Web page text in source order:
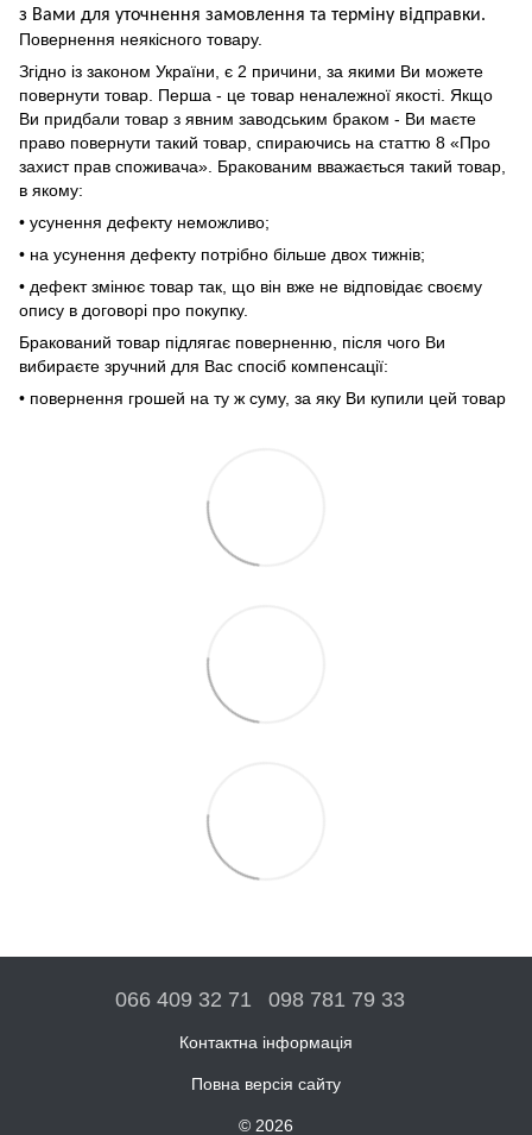
з Вами для уточнення замовлення та терміну відправки.
Повернення неякісного товару.
Згідно із законом України, є 2 причини, за якими Ви можете
повернути товар. Перша - це товар неналежної якості. Якщо
Ви придбали товар з явним заводським браком - Ви маєте
право повернути такий товар, спираючись на статтю 8 «Про
захист прав споживача». Бракованим вважається такий товар,
в якому:
• усунення дефекту неможливо;
• на усунення дефекту потрібно більше двох тижнів;
• дефект змінює товар так, що він вже не відповідає своєму
опису в договорі про покупку.
Бракований товар підлягає поверненню, після чого Ви
вибираєте зручний для Вас спосіб компенсації:
• повернення грошей на ту ж суму, за яку Ви купили цей товар
066 409 32 71 098 781 79 33
Контактна інформація
Повна версія сайту
© 2026